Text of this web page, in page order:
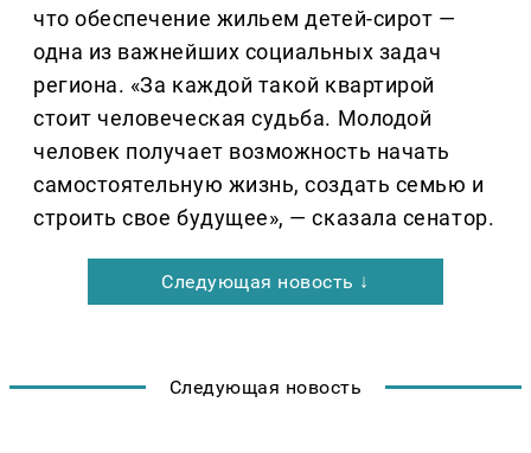
что обеспечение жильем детей-сирот —
одна из важнейших социальных задач
региона. «За каждой такой квартирой
стоит человеческая судьба. Молодой
человек получает возможность начать
самостоятельную жизнь, создать семью и
строить свое будущее», — сказала сенатор.
Следующая новость ↓
Следующая новость